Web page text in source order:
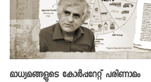
മാധ്യമങ്ങളുടെ കോർപ്പറേറ്റ് പരിണാമം